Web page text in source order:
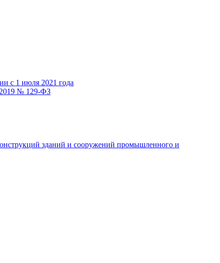
с 1 июля 2021 года
№ 129-ФЗ
зданий и сооружений промышленного и